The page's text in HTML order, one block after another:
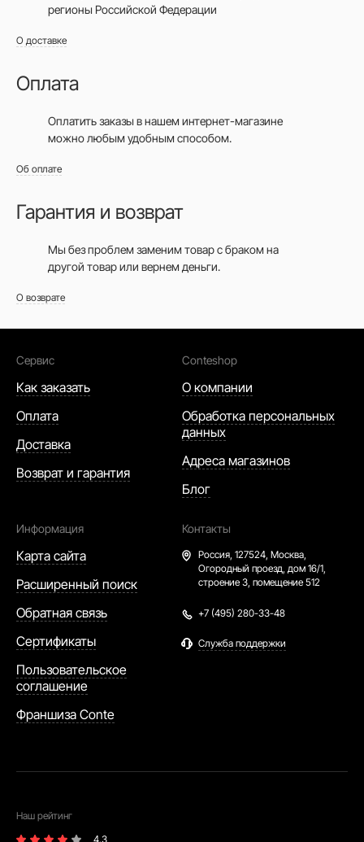
регионы Российской Федерации
О доставке
Оплата
Оплатить заказы в нашем интернет-магазине
можно любым удобным способом.
Об оплате
Гарантия и возврат
Мы без проблем заменим товар с браком на
другой товар или вернем деньги.
О возврате
Сервис
Как заказать
Оплата
Доставка
Возврат и гарантия
Conteshop
О компании
Обработка персональных
данных
Адреса магазинов
Блог
Информация
Карта сайта
Расширенный поиск
Обратная связь
Сертификаты
Пользовательское
соглашение
Франшиза Conte
Контакты
Россия, 127524, Москва,
Огородный проезд, дом 16/1,
строение 3, помещение 512
+7 (495) 280-33-48
Служба поддержки
Наш рейтинг
4.3